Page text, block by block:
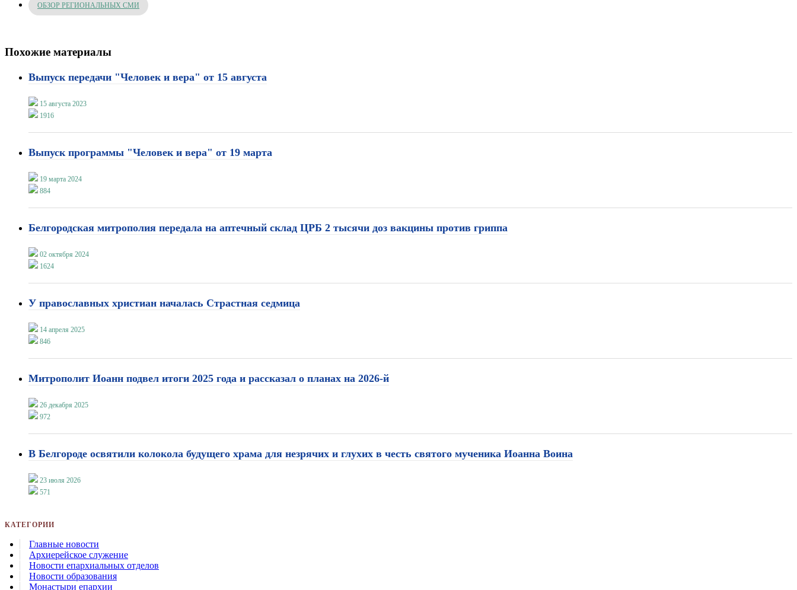
ОБЗОР РЕГИОНАЛЬНЫХ СМИ
Похожие материалы
Выпуск передачи "Человек и вера" от 15 августа
15 августа 2023
1916
Выпуск программы "Человек и вера" от 19 марта
19 марта 2024
884
Белгородская митрополия передала на аптечный склад ЦРБ 2 тысячи доз вакцины против гриппа
02 октября 2024
1624
У православных христиан началась Страстная седмица
14 апреля 2025
846
Митрополит Иоанн подвел итоги 2025 года и рассказал о планах на 2026-й
26 декабря 2025
972
В Белгороде освятили колокола будущего храма для незрячих и глухих в честь святого мученика Иоанна Воина
23 июля 2026
571
КАТЕГОРИИ
Главные новости
Архиерейское служение
Новости епархиальных отделов
Новости образования
Монастыри епархии